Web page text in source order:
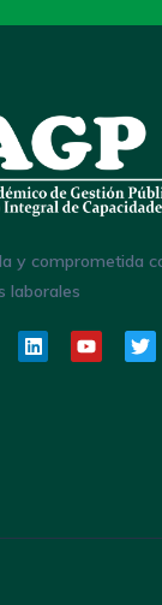
y comprometida
laborales